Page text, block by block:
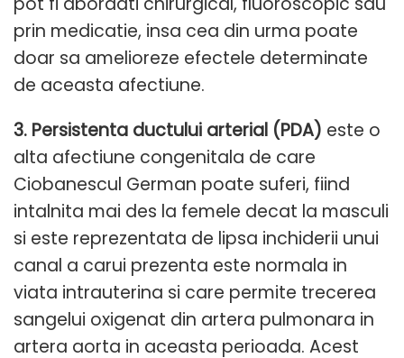
prin medicatie, insa cea din urma poate
doar sa amelioreze efectele determinate
de aceasta afectiune.
3. Persistenta ductului arterial (PDA) este o
alta afectiune congenitala de care
Ciobanescul German poate suferi, fiind
intalnita mai des la femele decat la masculi
si este reprezentata de lipsa inchiderii unui
canal a carui prezenta este normala in
viata intrauterina si care permite trecerea
sangelui oxigenat din artera pulmonara in
artera aorta in aceasta perioada. Acest